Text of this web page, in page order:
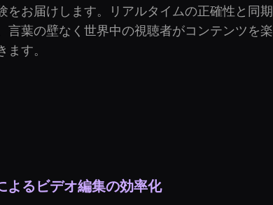
をお届けします。リアルタイムの正確性と同期
言葉の壁なく世界中の視聴者がコンテンツを楽
ます。
よるビデオ編集の効率化